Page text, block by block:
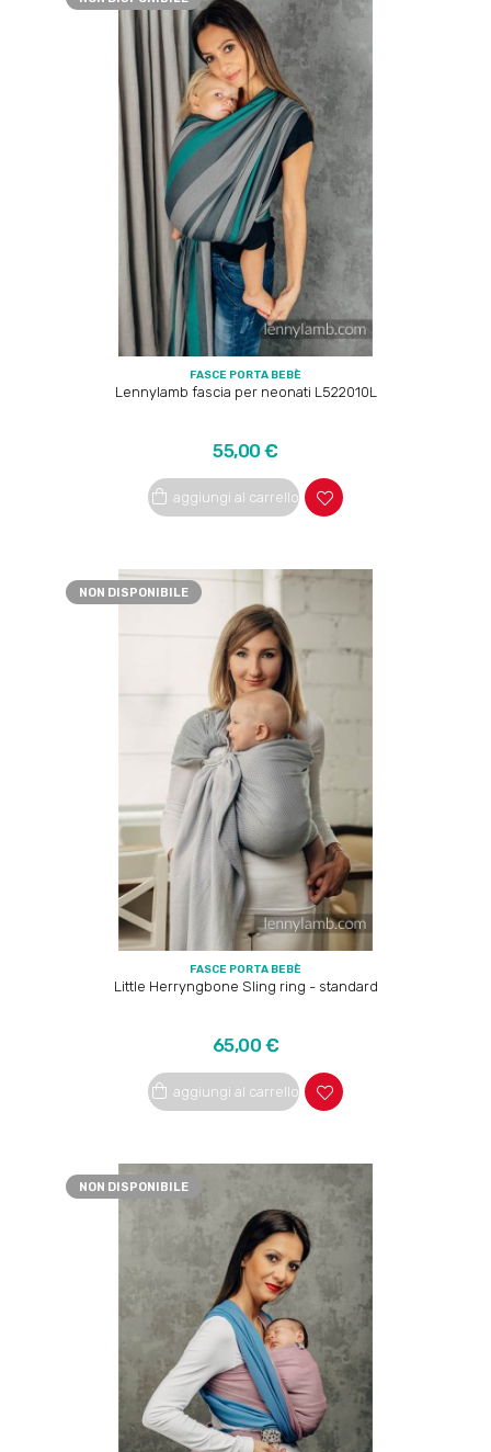
FASCE PORTA BEBÈ
Lennylamb fascia per neonati L522010L
Prezzo
55,00 €
aggiungi al carrello
NON DISPONIBILE
FASCE PORTA BEBÈ
Little Herryngbone Sling ring - standard
Prezzo
65,00 €
aggiungi al carrello
NON DISPONIBILE